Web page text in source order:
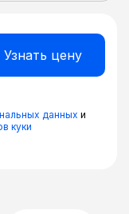
данных и
куки